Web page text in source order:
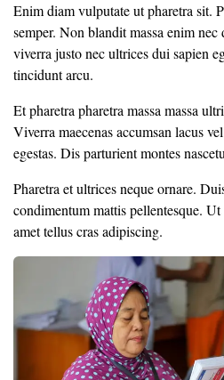
Enim diam vulputate ut pharetra sit.
semper. Non blandit massa enim
viverra justo nec ultrices dui sapien
tincidunt arcu.
Et pharetra pharetra massa massa
Viverra maecenas accumsan lacus
egestas. Dis parturient montes
Pharetra et ultrices neque ornare.
condimentum mattis pellentesque.
amet tellus cras adipiscing.